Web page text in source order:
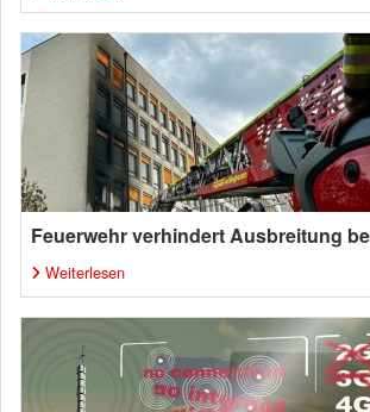
Feuerwehr verhindert Ausbreitung
Weiterlesen